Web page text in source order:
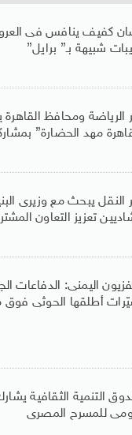
كفيف ينافس فى
شبيهة بـ” برايل”
الرياضة ومحافظ
مهد الحضارة” بمشاركة 7000
النقل يبحث مع وزيرى
تعزيز التعاون
اليمنى: الدفاعات
أطلقها الحوثى فوق
التنمية الثقافية
للمسرح المصرى